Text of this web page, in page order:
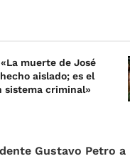
muerte de José
aislado; es el
sistema criminal»
Gustavo Petro